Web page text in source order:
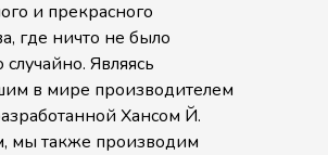
и прекрасного
где ничто не было
случайно. Являясь
в мире производителем
Хансом Й.
мы также производим